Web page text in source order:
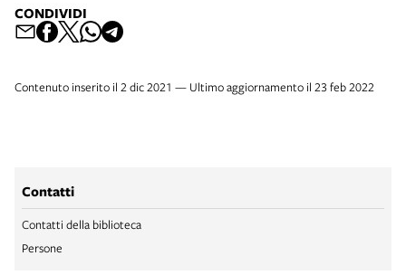
CONDIVIDI
Contenuto inserito il 2 dic 2021 — Ultimo aggiornamento il 23 feb 2022
Contatti
Contatti della biblioteca
Persone